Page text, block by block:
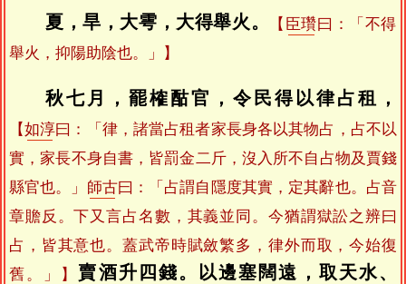
夏，旱，大雩，大得舉火。 【 臣瓚曰：「不得
舉火，抑陽助陰也。」】
秋七月，罷榷酤官，令民得以律占租，
【如淳曰：「律，諸當占租者家長身各以其物占，占不以
實，家長不身自書，皆罰金二斤，沒入所不自占物及賈錢
縣官也。」 師古曰：「占謂自隱度其實，定其辭也。占音
章贍反。下又言占名數，其義並同。今猶謂獄訟之辨曰
占，皆其意也。蓋武帝時賦斂繁多，律外而取，今始復
舊。」】 賣酒升四錢。以邊塞闊遠，取天水、